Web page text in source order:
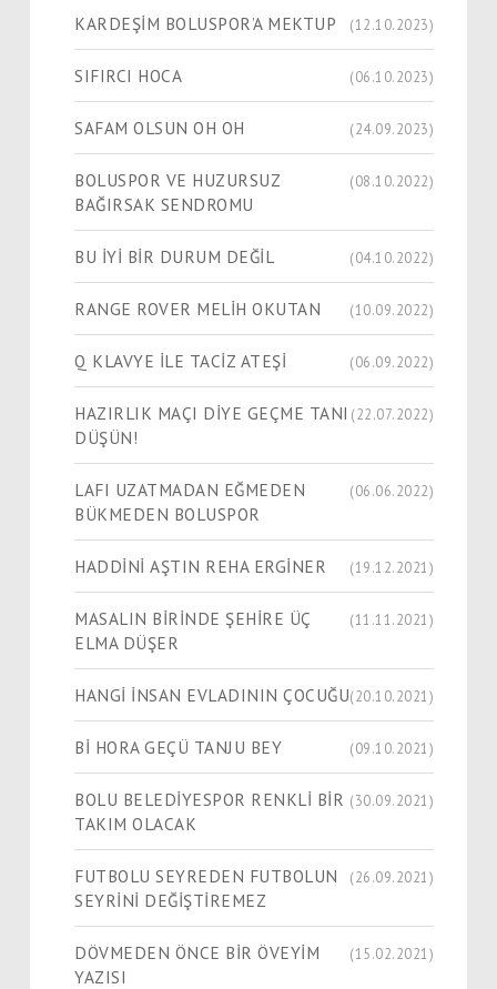
KARDEŞİM BOLUSPOR’A MEKTUP (12.10.2023)
SIFIRCI HOCA (06.10.2023)
SAFAM OLSUN OH OH (24.09.2023)
BOLUSPOR VE HUZURSUZ
BAĞIRSAK SENDROMU
(08.10.2022)
BU İYİ BİR DURUM DEĞİL (04.10.2022)
RANGE ROVER MELİH OKUTAN (10.09.2022)
Q KLAVYE İLE TACİZ ATEŞİ (06.09.2022)
HAZIRLIK MAÇI DİYE GEÇME TANI
DÜŞÜN!
(22.07.2022)
LAFI UZATMADAN EĞMEDEN
BÜKMEDEN BOLUSPOR
(06.06.2022)
HADDİNİ AŞTIN REHA ERGİNER (19.12.2021)
MASALIN BİRİNDE ŞEHİRE ÜÇ
ELMA DÜŞER
(11.11.2021)
HANGİ İNSAN EVLADININ ÇOCUĞU(20.10.2021)
Bİ HORA GEÇÜ TANJU BEY (09.10.2021)
BOLU BELEDİYESPOR RENKLİ BİR
TAKIM OLACAK
(30.09.2021)
FUTBOLU SEYREDEN FUTBOLUN
SEYRİNİ DEĞİŞTİREMEZ
(26.09.2021)
DÖVMEDEN ÖNCE BİR ÖVEYİM
YAZISI
(15.02.2021)